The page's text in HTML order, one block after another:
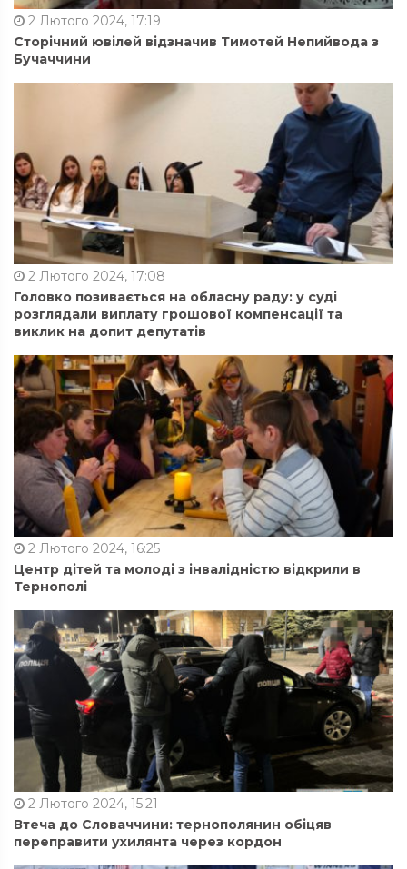
2 Лютого 2024, 17:19
Сторічний ювілей відзначив Тимотей Непийвода з
Бучаччини
2 Лютого 2024, 17:08
Головко позивається на обласну раду: у суді
розглядали виплату грошової компенсації та
виклик на допит депутатів
2 Лютого 2024, 16:25
Центр дітей та молоді з інвалідністю відкрили в
Тернополі
2 Лютого 2024, 15:21
Втеча до Словаччини: тернополянин обіцяв
переправити ухилянта через кордон